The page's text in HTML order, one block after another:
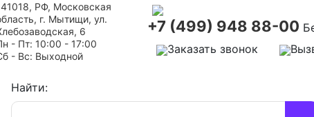
РФ, Московская
г. Мытищи, ул.
6
- Пт: 10:00 - 17:00
- Вс: Выходной
+7 (499) 948 88-00
Заказать звонок
Найти: